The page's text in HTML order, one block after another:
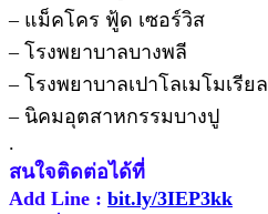
– แม็คโคร ฟู้ด เซอร์วิส
– โรงพยาบาลบางพลี
– โรงพยาบาลเปาโลเมโมเรียล
– นิคมอุตสาหกรรมบางปู
.
สนใจติดต่อได้ที่
Add Line : bit.ly/3IEP3kk